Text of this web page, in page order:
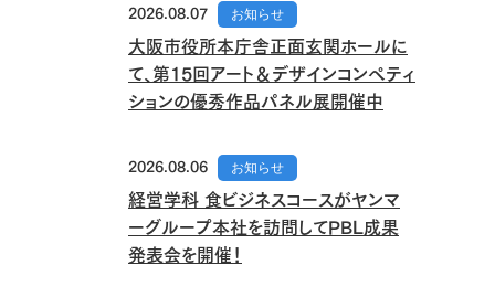
2026.08.07 お知らせ
大阪市役所本庁舎正面玄関ホールに
て、第15回アート＆デザインコンペティ
ションの優秀作品パネル展開催中
2026.08.06 お知らせ
経営学科 食ビジネスコースがヤンマ
ーグループ本社を訪問してPBL成果
発表会を開催！